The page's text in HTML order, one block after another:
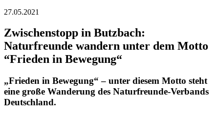
27.05.2021
Zwischenstopp in Butzbach:
Naturfreunde wandern unter dem Motto
“Frieden in Bewegung“
„Frieden in Bewegung“ – unter diesem Motto steht
eine große Wanderung des Naturfreunde-Verbands
Deutschland.